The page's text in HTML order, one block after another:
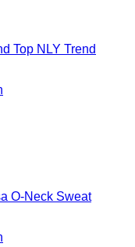
Top NLY Trend
O-Neck Sweat